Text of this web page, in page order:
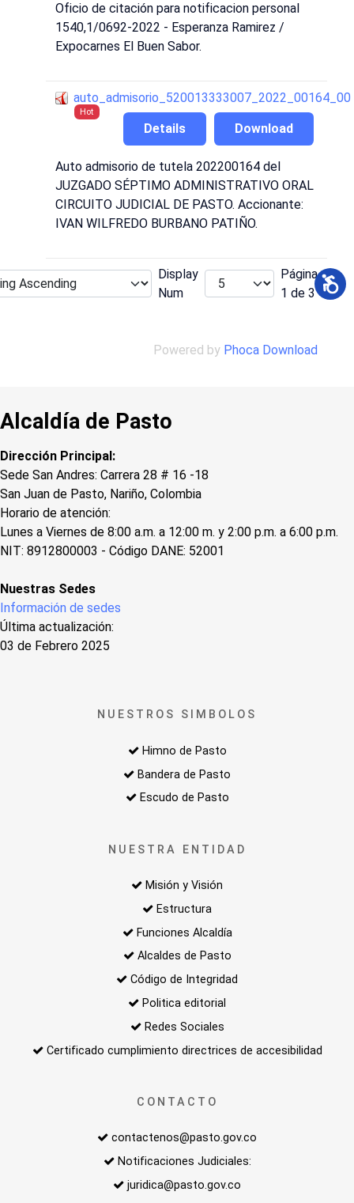
Oficio de citación para notificacion personal
1540,1/0692-2022 - Esperanza Ramirez /
Expocarnes El Buen Sabor.
auto_admisorio_520013333007_2022_00164_00
Hot
Download
Details
Auto admisorio de tutela 202200164 del
JUZGADO SÉPTIMO ADMINISTRATIVO ORAL
CIRCUITO JUDICIAL DE PASTO. Accionante:
IVAN WILFREDO BURBANO PATIÑO.
Display
Num
Página
1 de 3
Powered by Phoca Download
Alcaldía de Pasto
Dirección Principal:
Sede San Andres: Carrera 28 # 16 -18
San Juan de Pasto, Nariño, Colombia
Horario de atención:
Lunes a Viernes de 8:00 a.m. a 12:00 m. y 2:00 p.m. a 6:00 p.m.
NIT: 8912800003 - Código DANE: 52001
Nuestras Sedes
Información de sedes
Última actualización:
03 de Febrero 2025
NUESTROS SIMBOLOS
Himno de Pasto
Bandera de Pasto
Escudo de Pasto
NUESTRA ENTIDAD
Misión y Visión
Estructura
Funciones Alcaldía
Alcaldes de Pasto
Código de Integridad
Politica editorial
Redes Sociales
Certificado cumplimiento directrices de accesibilidad
CONTACTO
contactenos@pasto.gov.co
Notificaciones Judiciales:
juridica@pasto.gov.co